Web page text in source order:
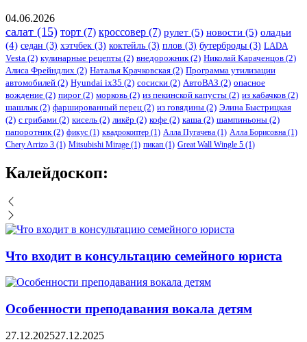
04.06.2026
салат (15) торт (7) кроссовер (7) рулет (5) новости (5) оладьи
(4) седан (3) хэтчбек (3) коктейль (3) плов (3) бутерброды (3) LADA
Vesta (2) кулинарные рецепты (2) внедорожник(2) Николай Караченцов (2)
Алиса Фрейндлих (2) Наталья Крачковская (2) Программа утилизации
автомобилей (2) ​Hyundai ix35 (2) сосиски (2) АвтоВАЗ (2) опасное
вождение (2) пирог (2) морковь (2) из пекинской капусты (2) из кабачков (2)
шашлык(2) фаршированный перец (2) из говядины (2) Элина Быстрицкая
(2) с грибами (2) кисель (2) ликёр (2) кофе (2) каша (2) шампиньоны (2)
папоротник(2) фикус (1) квадрокоптер (1) Алла Пугачева (1) Алла Борисовна (1)
Chery Arrizo 3 (1) Mitsubishi Mirage (1) пикап (1) Great Wall Wingle 5 (1)
Калейдоскоп:
Что входит в консультацию семейного юриста
Особенности преподавания вокала детям
27.12.202527.12.2025